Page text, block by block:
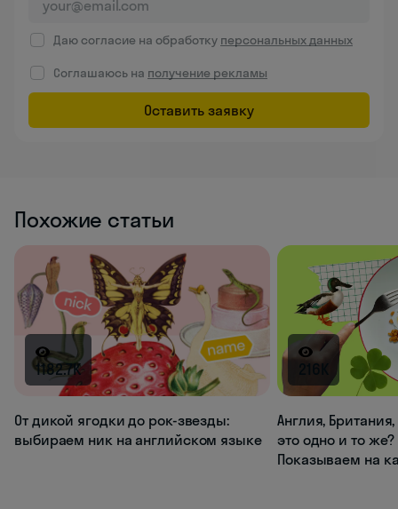
Даю согласие на обработку персональных данных
Соглашаюсь на получение рекламы
Оставить заявку
Похожие статьи
1182.7K
От дикой ягодки до рок-звезды:
выбираем ник на английском языке
216K
Англия,
это одно и то
Показываем на